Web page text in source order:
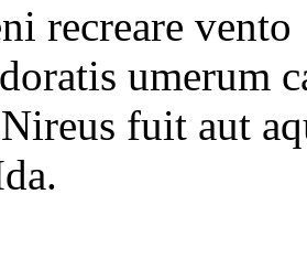
recreare vento
umerum
fuit aut